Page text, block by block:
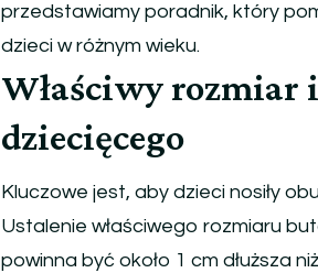
przedstawiamy poradnik, który
dzieci w różnym wieku.
Właściwy rozmiar
dziecięcego
Kluczowe jest, aby dzieci nosiły
Ustalenie właściwego rozmiaru
powinna być około 1 cm dłuższa